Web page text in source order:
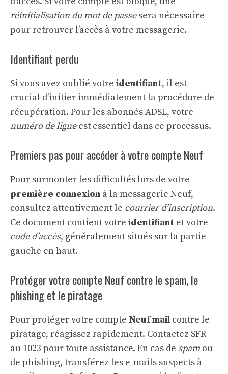
réinitialisation du mot de passesera nécessaire
pour retrouver l’accès à votre messagerie.
Identifiant perdu
Si vous avez oublié votre identifiant, il est
crucial d’initier immédiatement la procédure de
récupération. Pour les abonnés ADSL, votre
numéro de ligneest essentiel dans ce processus.
Premiers pas pour accéder à votre compte Neuf
Pour surmonter les difficultés lors de votre
première connexion à la messagerie Neuf,
consultez attentivement le courrier d’inscription.
Ce document contient votre identifiant et votre
code d’accès, généralement situés sur la partie
gauche en haut.
Protéger votre compte Neuf contre le spam, le
phishing et le piratage
Pour protéger votre compte Neuf mail contre le
piratage, réagissez rapidement. Contactez SFR
au 1023 pour toute assistance. En cas de spam ou
de phishing, transférez les e-mails suspects à